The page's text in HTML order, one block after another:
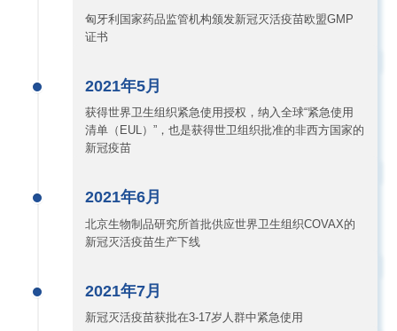
匈牙利国家药品监管机构颁发新冠灭活疫苗欧盟GMP
证书
2021年5月
获得世界卫生组织紧急使用授权，纳入全球“紧急使用
清单（EUL）”，也是获得世卫组织批准的非西方国家的
新冠疫苗
2021年6月
北京生物制品研究所首批供应世界卫生组织COVAX的
新冠灭活疫苗生产下线
2021年7月
新冠灭活疫苗获批在3-17岁人群中紧急使用